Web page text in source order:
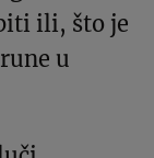
ili, što je
u